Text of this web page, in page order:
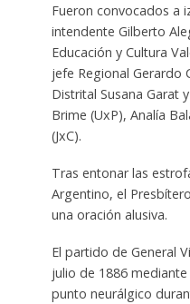
Fueron convocados a
intendente Gilberto
Educación y Cultura
jefe Regional Gerardo
Distrital Susana Garat
Brime (UxP), Analía
(JxC).
Tras entonar las
Argentino, el
una oración alusiva.
El partido de General
julio de 1886 mediante
punto neurálgico